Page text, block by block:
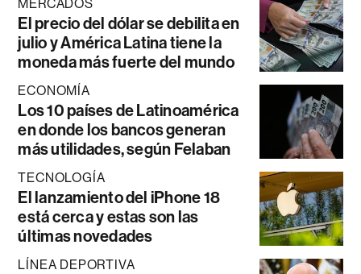
MERCADOS
El precio del dólar se debilita en
julio y América Latina tiene la
moneda más fuerte del mundo
ECONOMÍA
Los 10 países de Latinoamérica
en donde los bancos generan
más utilidades, según Felaban
TECNOLOGÍA
El lanzamiento del iPhone 18
está cerca y estas son las
últimas novedades
LÍNEA DEPORTIVA